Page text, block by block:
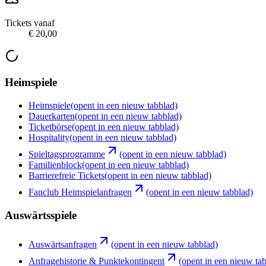
Tickets vanaf
€ 20,00
Heimspiele
Heimspiele(opent in een nieuw tabblad)
Dauerkarten(opent in een nieuw tabblad)
Ticketbörse(opent in een nieuw tabblad)
Hospitality(opent in een nieuw tabblad)
Spieltagsprogramme
(opent in een nieuw tabblad)
Familienblock(opent in een nieuw tabblad)
Barrierefreie Tickets(opent in een nieuw tabblad)
Fanclub Heimspielanfragen
(opent in een nieuw tabblad)
Auswärtsspiele
Auswärtsanfragen
(opent in een nieuw tabblad)
Anfragehistorie & Punktekontingent
(opent in een nieuw